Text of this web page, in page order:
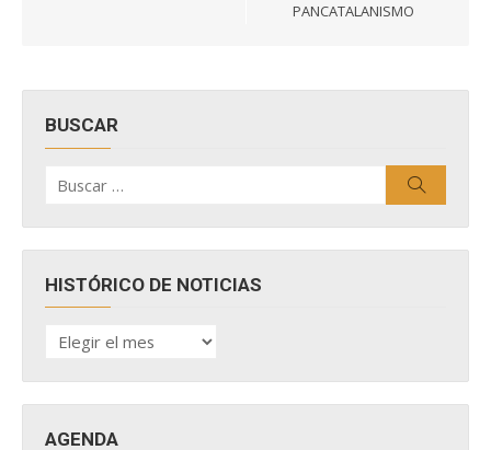
PANCATALANISMO
BUSCAR
por:
HISTÓRICO DE NOTICIAS
HISTÓRICO
DE
AGENDA